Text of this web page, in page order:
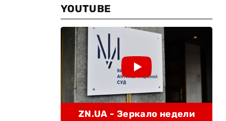
YOUTUBE
ZN.UA - Зеркало недели